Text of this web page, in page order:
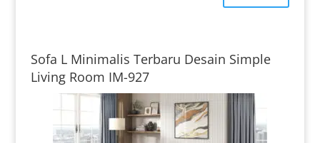
Sofa L Minimalis Terbaru Desain Simple
Living Room IM-927